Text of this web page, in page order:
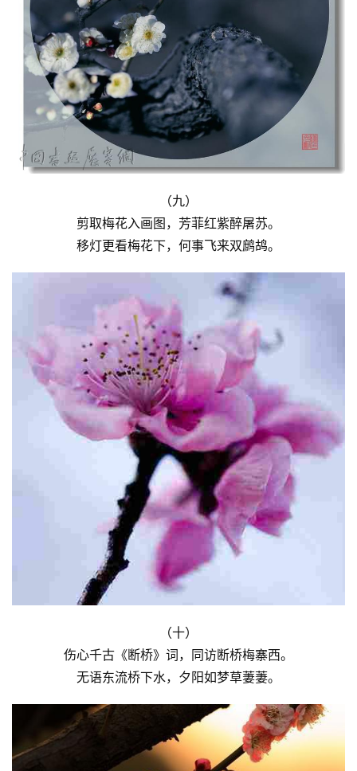
（九）
剪取梅花入画图，芳菲红紫醉屠苏。
移灯更看梅花下，何事飞来双鹧鸪。
（十）
伤心千古《断桥》词，同访断桥梅寨西。
无语东流桥下水，夕阳如梦草萋萋。